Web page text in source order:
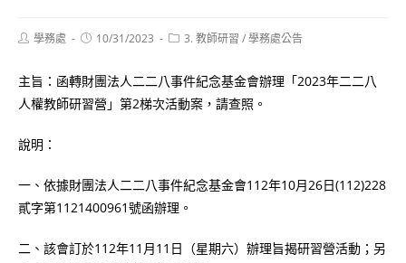
Post學務處
Post10/31/2023
Post3. 教師研習 /學務處公告
主旨：函轉財團法人二二八事件紀念基金會辦理「2023年二二八
人權教師研習營」第2梯次活動案，請查照。
說明：
一、依據財團法人二二八事件紀念基金會112年10月26日(112)228
貳字第1121400961號函辦理。
二、該會訂於112年11月11日（星期六）辦理旨揭研習營活動；另